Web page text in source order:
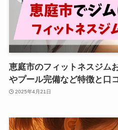
恵庭市のフィットネスジム
やプール完備など特徴と口
2025年4月21日